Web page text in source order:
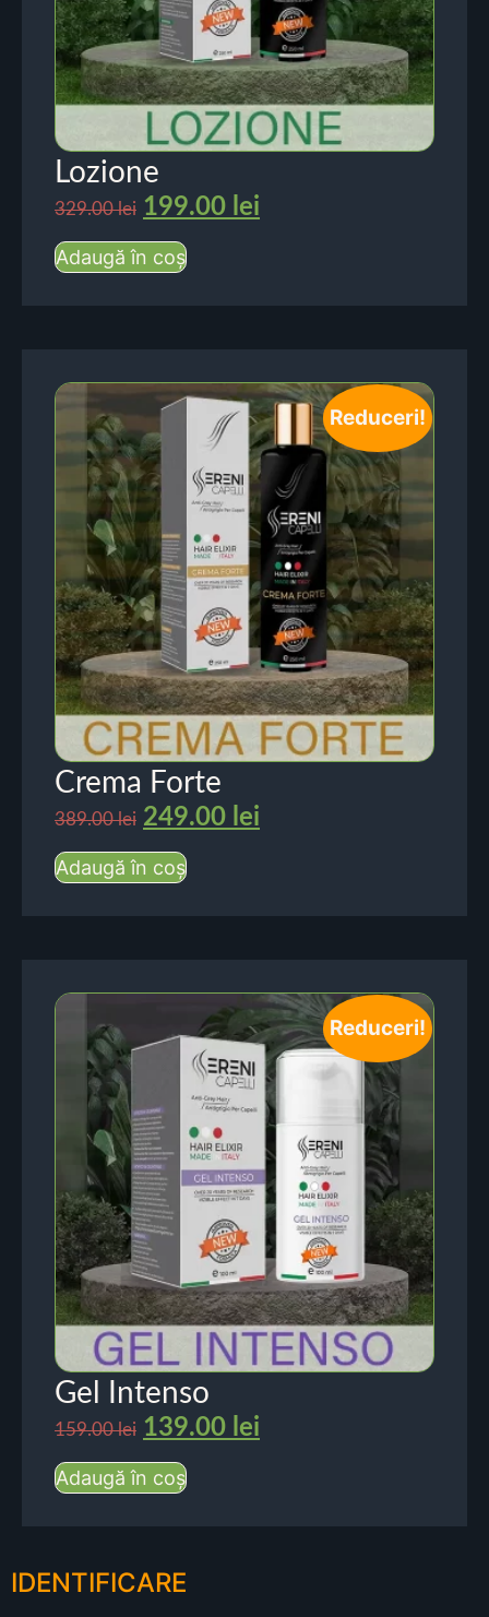
Lozione
329.00lei 199.00 lei
Adaugă în coș
Reduceri!
Crema Forte
389.00lei 249.00 lei
Adaugă în coș
Reduceri!
Gel Intenso
159.00lei 139.00 lei
Adaugă în coș
IDENTIFICARE